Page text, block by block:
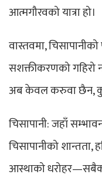
आत्मगौरवको यात्रा हो।
वास्तवमा,
सशक्तीकरणको गहिरो
अब केवल करुवा छैन,
चिसापानी: जहाँ
चिसापानीको शान्तता,
आस्थाको